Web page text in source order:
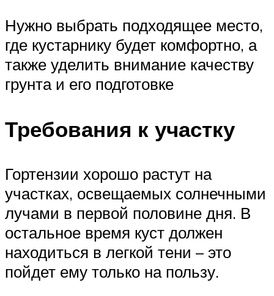
Нужно выбрать подходящее место,
где кустарнику будет комфортно, а
также уделить внимание качеству
грунта и его подготовке
Требования к участку
Гортензии хорошо растут на
участках, освещаемых солнечными
лучами в первой половине дня. В
остальное время куст должен
находиться в легкой тени – это
пойдет ему только на пользу.